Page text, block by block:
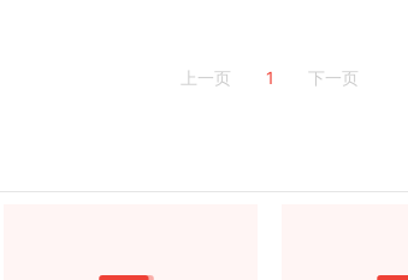
上一页 1 下一页